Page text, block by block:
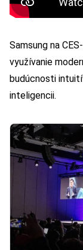
Samsung na
využívanie
budúcnosti
inteligencii.